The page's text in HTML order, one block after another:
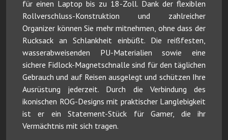
für einen Laptop bis zu 18-Zoll. Dank der flexiblen
Rollverschluss-Konstruktion und zahlreicher
Organizer können Sie mehr mitnehmen, ohne dass der
Rucksack an Schlankheit einbüßt. Die reißfesten,
wasserabweisenden PU-Materialien sowie eine
sichere Fidlock-Magnetschnalle sind für den täglichen
Gebrauch und auf Reisen ausgelegt und schützen Ihre
Ausrüstung jederzeit. Durch die Verbindung des
ikonischen ROG-Designs mit praktischer Langlebigkeit
ist er ein Statement-Stück für Gamer, die ihr
Vermächtnis mit sich tragen.